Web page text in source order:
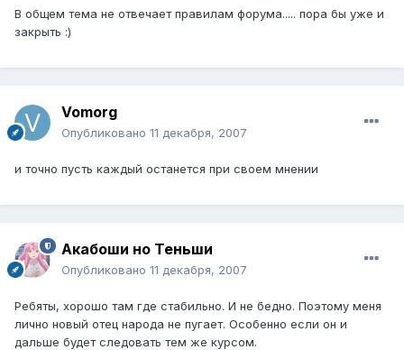
В общем тема не отвечает правилам форума..... пора бы уже и
закрыть :)
Vomorg
Опубликовано 11 декабря, 2007
и точно пусть каждый останется при своем мнении
Акабоши но Теньши
Опубликовано 11 декабря, 2007
Ребяты, хорошо там где стабильно. И не бедно. Поэтому меня
лично новый отец народа не пугает. Особенно если он и
дальше будет следовать тем же курсом.